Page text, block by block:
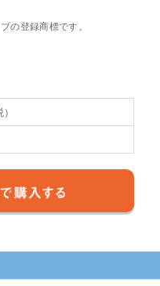
の登録商標です。